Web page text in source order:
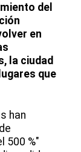
del
en
la ciudad
que
han
500 %"